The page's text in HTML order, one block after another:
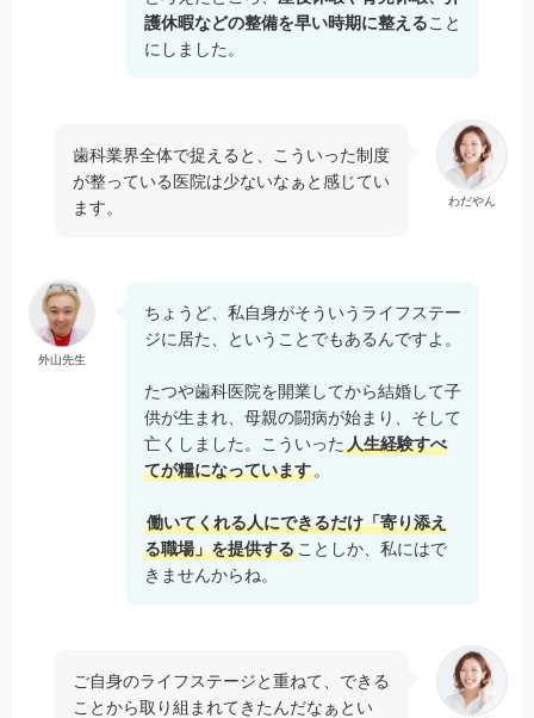
護休暇などの整備を早い時期に整えること
にしました。
わだやん
歯科業界全体で捉えると、こういった制度
が整っている医院は少ないなぁと感じてい
ます。
外山先生
ちょうど、私自身がそういうライフステー
ジに居た、ということでもあるんですよ。
たつや歯科医院を開業してから結婚して子
供が生まれ、母親の闘病が始まり、そして
亡くしました。こういった 人生経験すべ
てが糧になっています。
働いてくれる人にできるだけ「寄り添え
る職場」を提供することしか、私にはで
きませんからね。
ご自身のライフステージと重ねて、できる
ことから取り組まれてきたんだなぁとい